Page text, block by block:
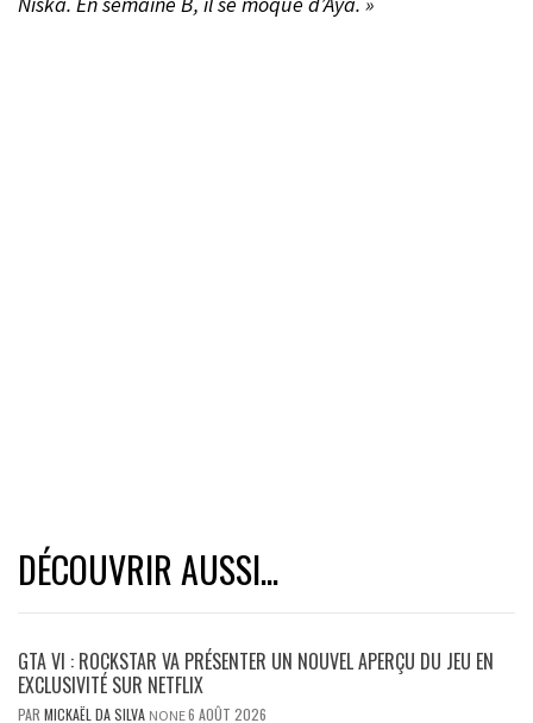
DÉCOUVRIR AUSSI...
GTA VI : ROCKSTAR VA PRÉSENTER UN NOUVEL APERÇU DU JEU EN
EXCLUSIVITÉ SUR NETFLIX
PAR MICKAËL DA SILVA NONE6 AOÛT 2026